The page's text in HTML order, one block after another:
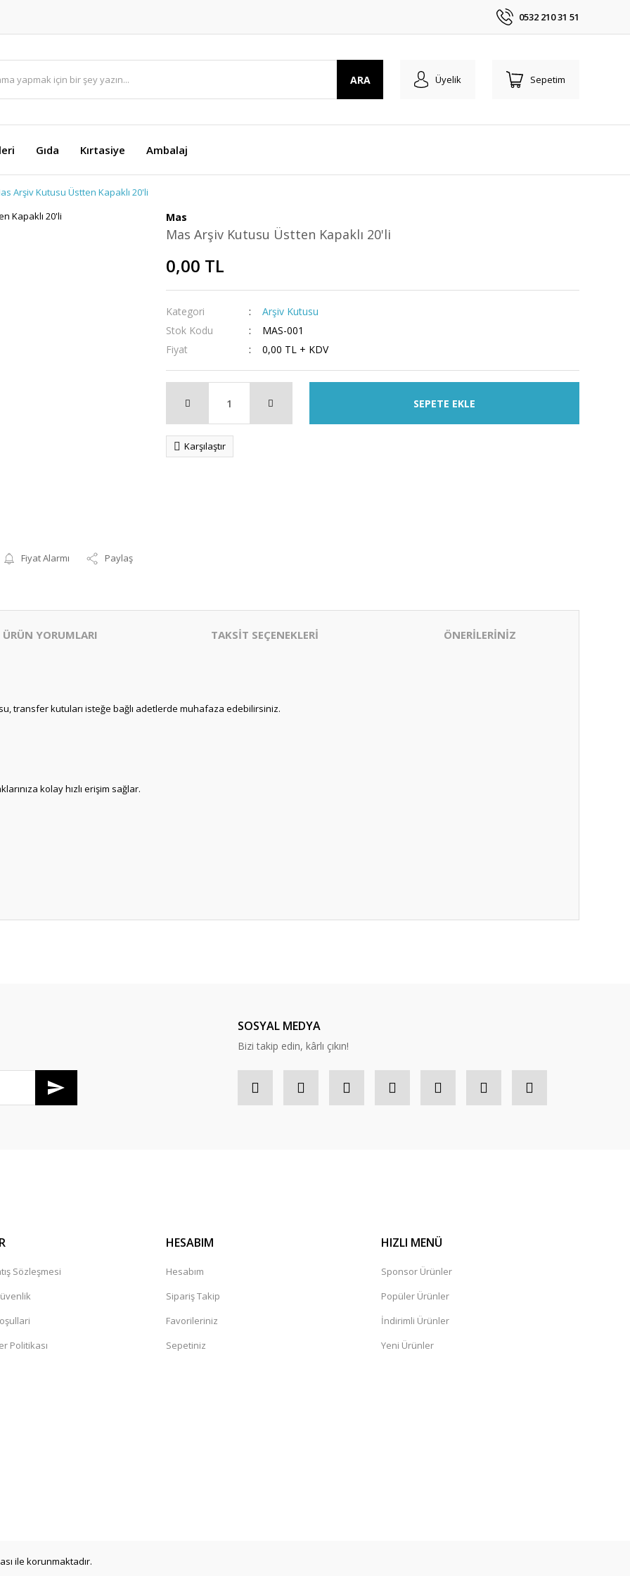
0532 210 31 51
ARA Üyelik Sepetim
Gıda Kırtasiye Ambalaj
Arşiv Kutusu Üstten Kapaklı 20'li
Fiyat Alarmı Paylaş
Mas
Mas Arşiv Kutusu Üstten Kapaklı 20'li
0,00 TL
Kategori
Arşiv Kutusu
Stok Kodu
MAS-001
Fiyat
0,00 TL + KDV
SEPETE EKLE
Karşılaştır
ÜRÜN YORUMLARI TAKSİT SEÇENEKLERİ ÖNERİLERİNİZ
transfer kutuları isteğe bağlı adetlerde muhafaza edebilirsiniz.
kolay hızlı erişim sağlar.
SOSYAL MEDYA
Bizi takip edin, kârlı çıkın!
Sözleşmesi
Politikası
HESABIM
Hesabım
Sipariş Takip
Favorileriniz
Sepetiniz
HIZLI MENÜ
Sponsor Ürünler
Popüler Ürünler
İndirimli Ürünler
Yeni Ürünler
ile korunmaktadır.